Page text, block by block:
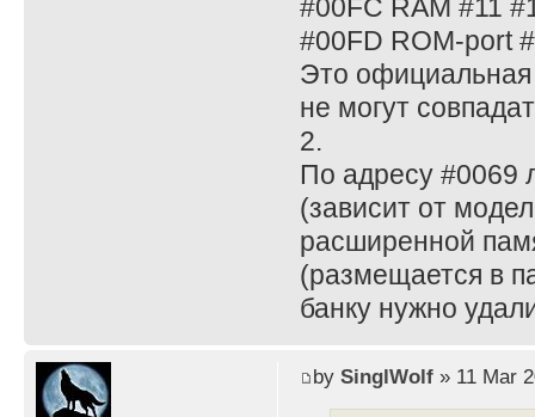
#00FC RAM #11
#00FD ROM-port
Это официальная
не могут
2.
По адресу #0069
(зависит от
расширенной
(размещается в
банку нужно
by SinglWolf» 11 Mar